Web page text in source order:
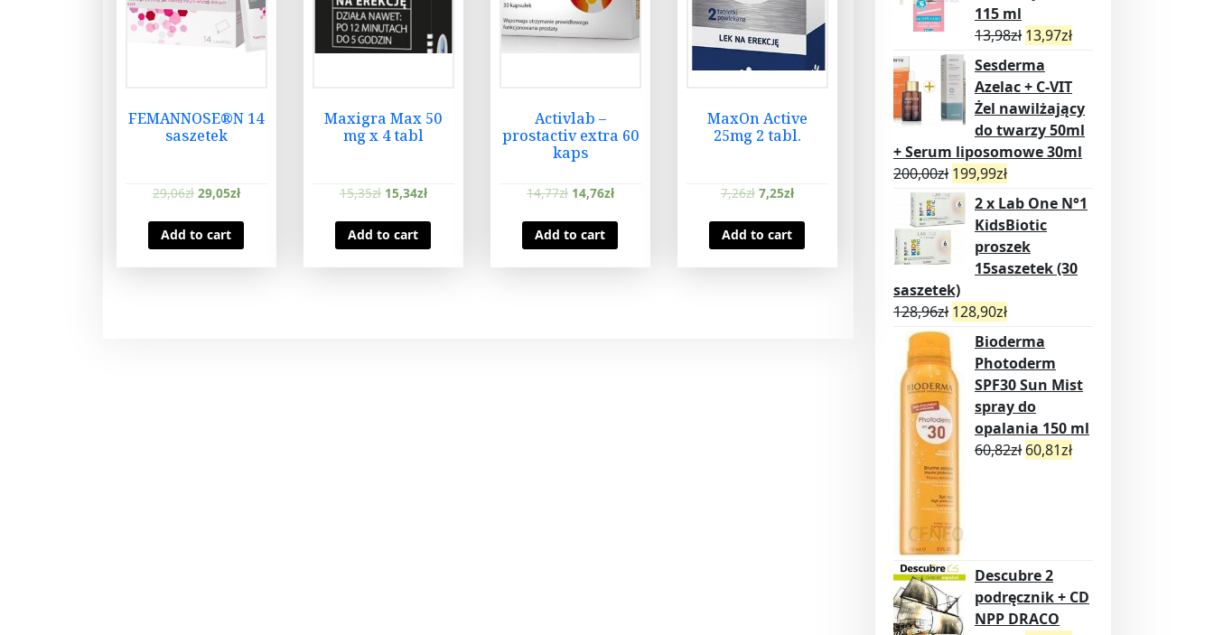
FEMANNOSE®N 14
saszetek
29,06zł 29,05zł
Add to cart
Maxigra Max 50
mg x 4 tabl
15,35zł 15,34zł
Add to cart
Activlab –
prostactiv extra 60
kaps
14,77zł 14,76zł
Add to cart
MaxOn Active
25mg 2 tabl.
7,26zł 7,25zł
Add to cart
115 ml
13,98zł 13,97zł
Sesderma
Azelac + C-VIT
Żel nawilżający
do twarzy 50ml
+ Serum liposomowe 30ml
200,00zł 199,99zł
2 x Lab One N°1
KidsBiotic
proszek
15saszetek (30
saszetek)
128,96zł 128,90zł
Bioderma
Photoderm
SPF30 Sun Mist
spray do
opalania 150 ml
60,82zł 60,81zł
Descubre 2
podręcznik + CD
NPP DRACO